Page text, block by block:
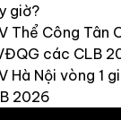
giờ?
Thể Công Tân
các CLB
Hà Nội vòng 1
2026